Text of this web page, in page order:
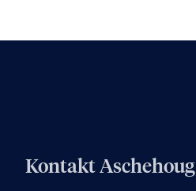
Kontakt Aschehoug